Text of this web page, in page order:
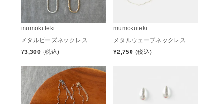
mumokuteki
メタルビーズネックレス
¥3,300 (税込)
mumokuteki
メタルウェーブネックレス
¥2,750 (税込)